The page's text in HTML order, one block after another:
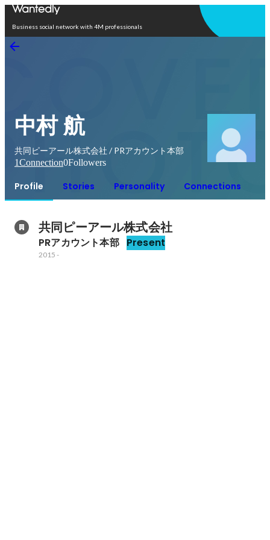
Business social network with 4M professionals
中村 航
共同ピーアール株式会社 / PRアカウント本部
1Connection0Followers
Profile Stories Personality Connections
共同ピーアール株式会社
PRアカウント本部 Present
2015 -